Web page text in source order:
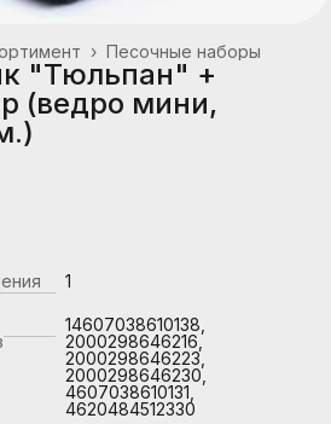
Песочные наборы
›
"Тюльпан" +
(ведро мини,
1
14607038610138,
2000298646216,
2000298646223,
2000298646230,
4607038610131,
4620484512330